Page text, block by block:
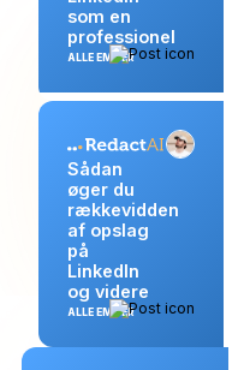
som en
professionel
ALLE EMNER
Sådan
øger du
rækkevidden
af opslag
på
LinkedIn
og videre
ALLE EMNER